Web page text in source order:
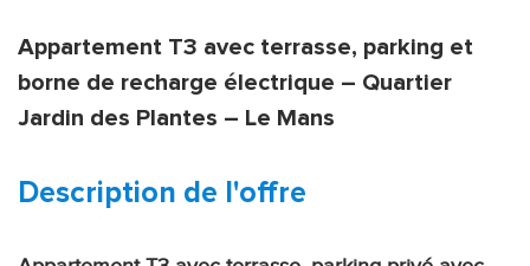
Appartement T3 avec terrasse, parking et
borne de recharge électrique – Quartier
Jardin des Plantes – Le Mans
description de l'offre